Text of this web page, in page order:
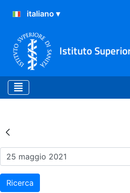
Istituto
Risultati della
Ricerca